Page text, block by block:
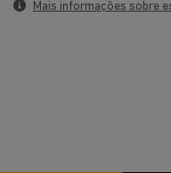
Mais informações sobre